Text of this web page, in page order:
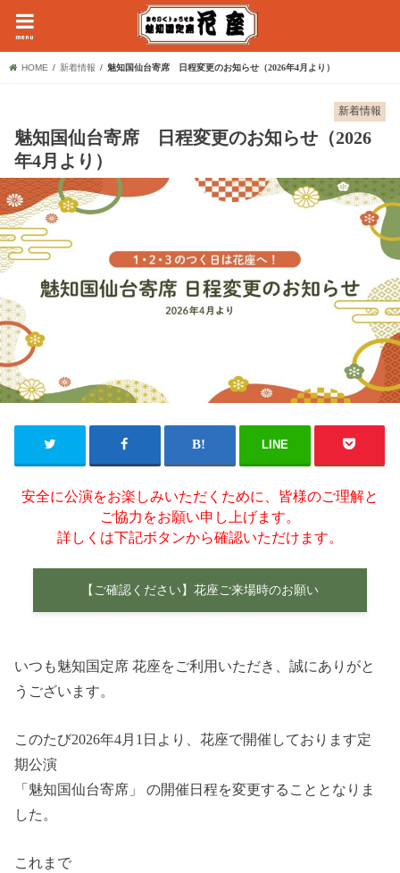
menu
HOME 新着情報 魅知国仙台寄席 日程変更のお知らせ（2026年4月より）
新着情報
魅知国仙台寄席 日程変更のお知らせ（2026
年4月より）
LINE
安全に公演をお楽しみいただくために、皆様のご理解と
ご協力をお願い申し上げます。
詳しくは下記ボタンから確認いただけます。
【ご確認ください】花座ご来場時のお願い
いつも魅知国定席 花座をご利用いただき、誠にありがと
うございます。
このたび2026年4月1日より、花座で開催しております定
期公演
「魅知国仙台寄席」 の開催日程を変更することとなりま
した。
これまで